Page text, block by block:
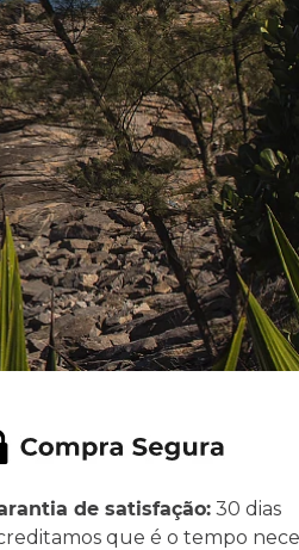
de satisfação:30 dias
que é o tempo